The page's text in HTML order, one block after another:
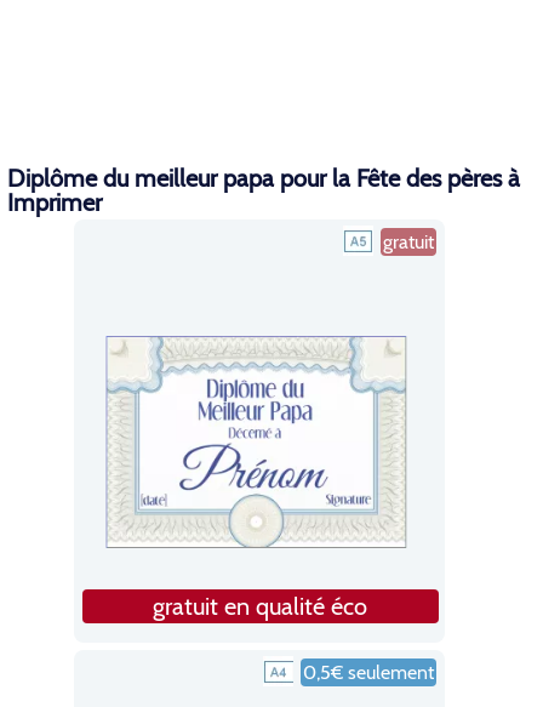
Diplôme du meilleur papa pour la Fête des pères à
Imprimer
gratuit
gratuit en qualité éco
0,5€ seulement